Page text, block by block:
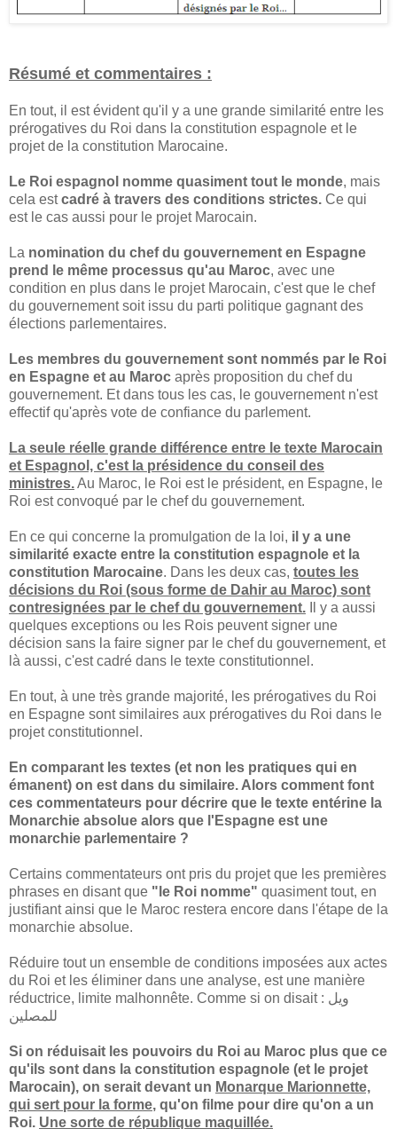
Résumé et commentaires :
En tout, il est évident qu'il y a une grande similarité entre les
prérogatives du Roi dans la constitution espagnole et le
projet de la constitution Marocaine.
Le Roi espagnol nomme quasiment tout le monde, mais
cela estcadré à travers des conditions strictes. Ce qui
est le cas aussi pour le projet Marocain.
La nomination du chef du gouvernement en Espagne
prend le même processus qu'au Maroc, avec une
condition en plus dans le projet Marocain, c'est que le chef
du gouvernement soit issu du parti politique gagnant des
élections parlementaires.
Les membres du gouvernement sont nommés par le Roi
en Espagne et au Maroc après proposition du chef du
gouvernement. Et dans tous les cas, le gouvernement n'est
effectif qu'après vote de confiance du parlement.
La seule réelle grande différence entre le texte Marocain
et Espagnol, c'est la présidence du conseil des
ministres.Au Maroc, le Roi est le président, en Espagne, le
Roi est convoqué par le chef du gouvernement.
En ce qui concerne la promulgation de la loi, il y a une
similarité exacte entre la constitution espagnole et la
constitution Marocaine. Dans les deux cas, toutes les
décisions du Roi (sous forme de Dahir au Maroc) sont
contresignées par le chef du gouvernement. Il y a aussi
quelques exceptions ou les Rois peuvent signer une
décision sans la faire signer par le chef du gouvernement, et
là aussi, c'est cadré dans le texte constitutionnel.
En tout, à une très grande majorité, les prérogatives du Roi
en Espagne sont similaires aux prérogatives du Roi dans le
projet constitutionnel.
En comparant les textes (et non les pratiques qui en
émanent) on est dans du similaire. Alors comment font
ces commentateurs pour décrire que le texte entérine la
Monarchie absolue alors que l'Espagne est une
monarchie parlementaire ?
Certains commentateurs ont pris du projet que les premières
phrases en disant que "le Roi nomme" quasiment tout, en
justifiant ainsi que le Maroc restera encore dans l'étape de la
monarchie absolue.
Réduire tout un ensemble de conditions imposées aux actes
du Roi et les éliminer dans une analyse, est une manière
réductrice, limite malhonnête. Comme si on disait : ويل
للمصلين
Si on réduisait les pouvoirs du Roi au Maroc plus que ce
qu'ils sont dans la constitution espagnole (et le projet
Marocain), on serait devant un Monarque Marionnette,
qui sert pour la forme, qu'on filme pour dire qu'on a un
Roi. Une sorte de république maquillée.